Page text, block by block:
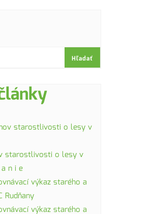
Hľadať
starostlivosti o lesy v
starostlivosti o lesy v
n i e
výkaz starého a
Rudňany
výkaz starého a